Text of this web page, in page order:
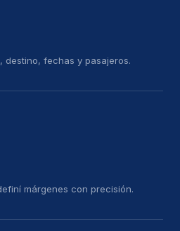
destino, fechas y pasajeros.
márgenes con precisión.